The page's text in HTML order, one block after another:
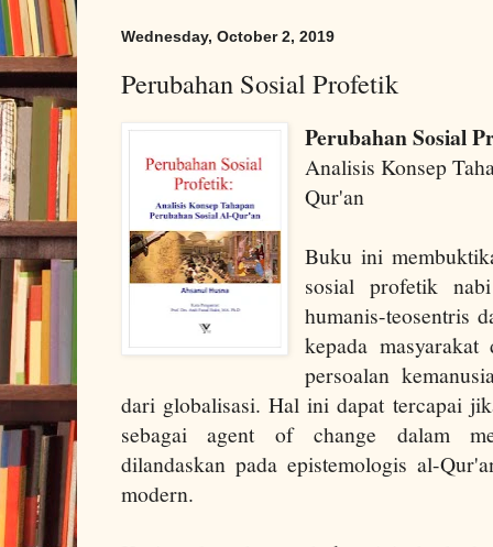
Wednesday, October 2, 2019
Perubahan Sosial Profetik
Perubahan Sosial
Analisis Konsep
Qur'an
Buku ini
sosial profetik
humanis-teosentris
kepada masyarakat
persoalan
dari globalisasi. Hal ini dapat tercapai
sebagai agent of change dalam
dilandaskan pada epistemologis al-
modern.